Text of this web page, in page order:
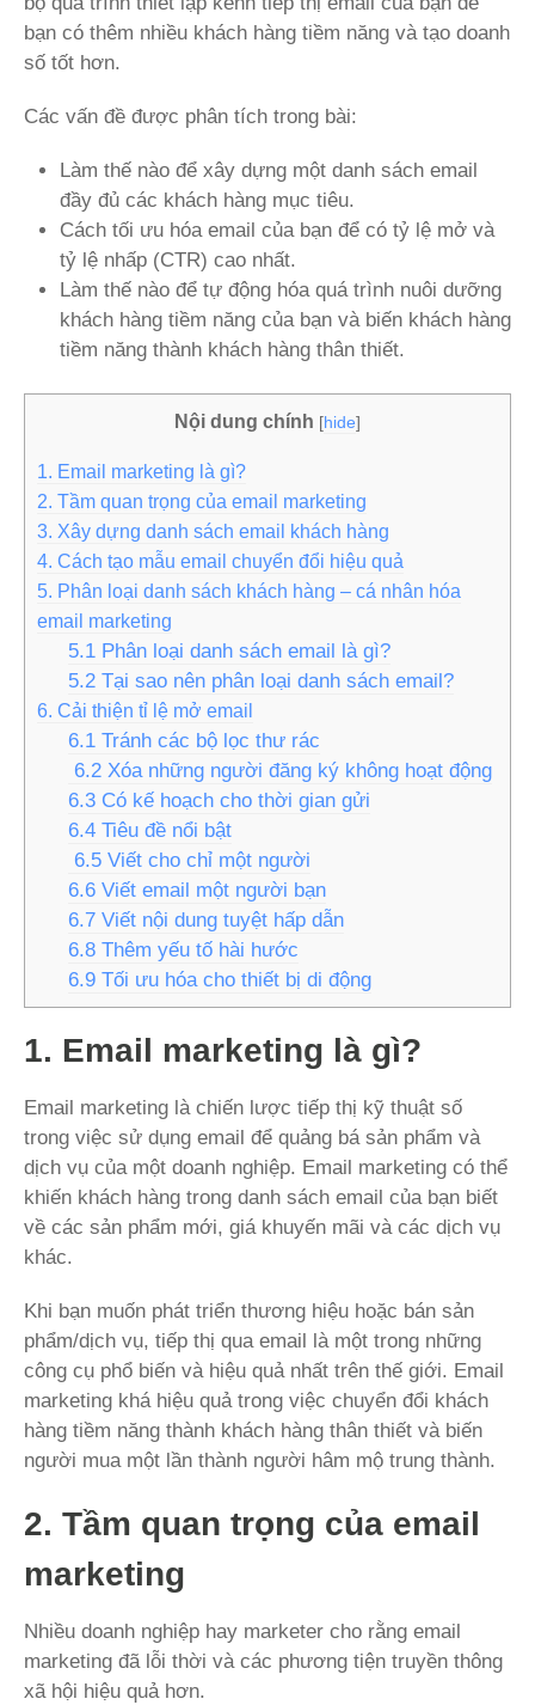
bạn có thêm nhiều khách hàng tiềm năng và tạo doanh
số tốt hơn.
Các vấn đề được phân tích trong bài:
Làm thế nào để xây dựng một danh sách email
đầy đủ các khách hàng mục tiêu.
Cách tối ưu hóa email của bạn để có tỷ lệ mở và
tỷ lệ nhấp (CTR) cao nhất.
Làm thế nào để tự động hóa quá trình nuôi dưỡng
khách hàng tiềm năng của bạn và biến khách hàng
tiềm năng thành khách hàng thân thiết.
Nội dung chính [hide]
1. Email marketing là gì?
2. Tầm quan trọng của email marketing
3. Xây dựng danh sách email khách hàng
4. Cách tạo mẫu email chuyển đổi hiệu quả
5. Phân loại danh sách khách hàng – cá nhân hóa
email marketing
5.1 Phân loại danh sách email là gì?
5.2 Tại sao nên phân loại danh sách email?
6. Cải thiện tỉ lệ mở email
6.1 Tránh các bộ lọc thư rác
6.2 Xóa những người đăng ký không hoạt động
6.3 Có kế hoạch cho thời gian gửi
6.4 Tiêu đề nổi bật
6.5 Viết cho chỉ một người
6.6 Viết email một người bạn
6.7 Viết nội dung tuyệt hấp dẫn
6.8 Thêm yếu tố hài hước
6.9 Tối ưu hóa cho thiết bị di động
1. Email marketing là gì?
Email marketing là chiến lược tiếp thị kỹ thuật số
trong việc sử dụng email để quảng bá sản phẩm và
dịch vụ của một doanh nghiệp. Email marketing có thể
khiến khách hàng trong danh sách email của bạn biết
về các sản phẩm mới, giá khuyến mãi và các dịch vụ
khác.
Khi bạn muốn phát triển thương hiệu hoặc bán sản
phẩm/dịch vụ, tiếp thị qua email là một trong những
công cụ phổ biến và hiệu quả nhất trên thế giới. Email
marketing khá hiệu quả trong việc chuyển đổi khách
hàng tiềm năng thành khách hàng thân thiết và biến
người mua một lần thành người hâm mộ trung thành.
2. Tầm quan trọng của email
marketing
Nhiều doanh nghiệp hay marketer cho rằng email
marketing đã lỗi thời và các phương tiện truyền thông
xã hội hiệu quả hơn.